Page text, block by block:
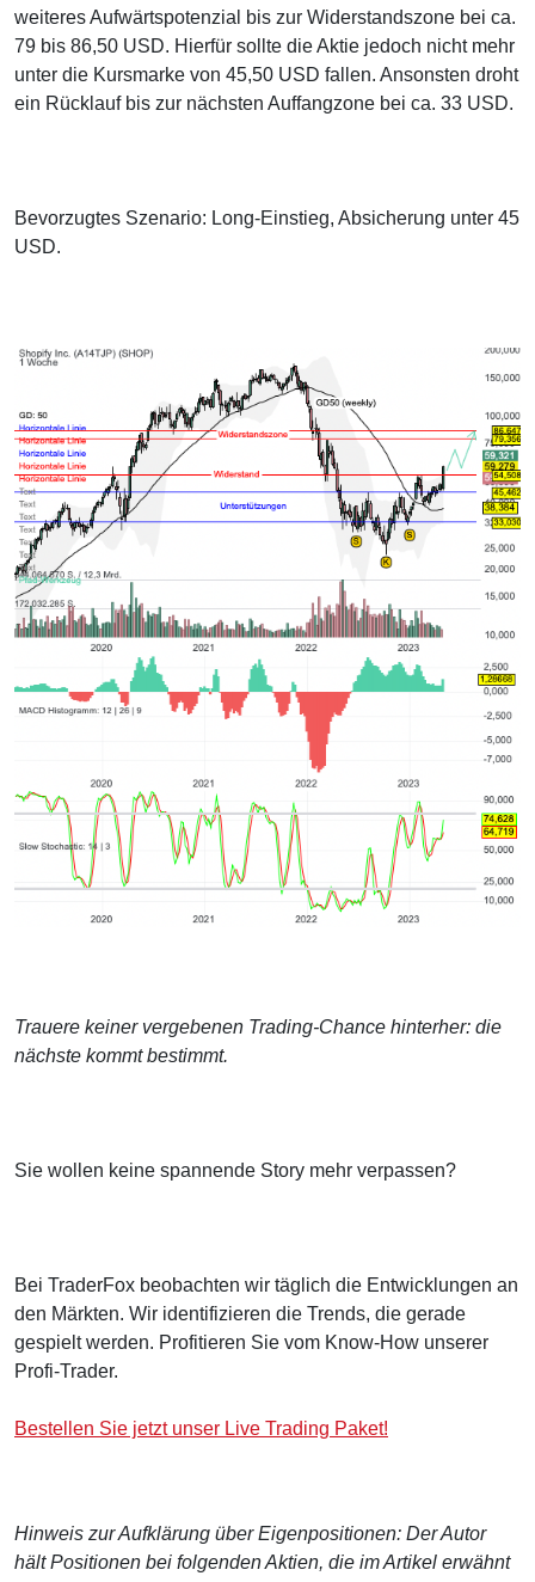
weiteres Aufwärtspotenzial bis zur Widerstandszone bei ca.
79 bis 86,50 USD. Hierfür sollte die Aktie jedoch nicht mehr
unter die Kursmarke von 45,50 USD fallen. Ansonsten droht
ein Rücklauf bis zur nächsten Auffangzone bei ca. 33 USD.
Bevorzugtes Szenario: Long-Einstieg, Absicherung unter 45
USD.
Trauere keiner vergebenen Trading-Chance hinterher: die
nächste kommt bestimmt.
Sie wollen keine spannende Story mehr verpassen?
Bei TraderFox beobachten wir täglich die Entwicklungen an
den Märkten. Wir identifizieren die Trends, die gerade
gespielt werden. Profitieren Sie vom Know-How unserer
Profi-Trader.
Bestellen Sie jetzt unser Live Trading Paket!
Hinweis zur Aufklärung über Eigenpositionen: Der Autor
hält Positionen bei folgenden Aktien, die im Artikel erwähnt